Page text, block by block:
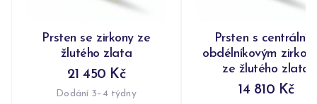
Prsten se zirkony ze
žlutého zlata
21 450 Kč
Dodání 3–4 týdny
Prsten s
obdélníkovým
ze žlutého zlata
14 810 Kč